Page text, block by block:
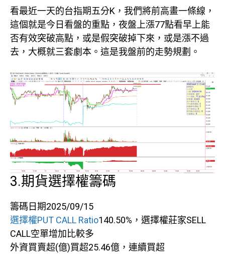
看最近一天的台指期五分K，我們將前高畫一條線，
這個就是今日看盤的重點，夜盤上漲77點看早上能
否有效突破高點，或是假突破掉下來，或是漲不過
去，大概就三套劇本。這是我盤前的走勢規劃。
3.期貨選擇權籌碼
籌碼日期2025/09/15
選擇權PUT CALL Ratio140.50%，選擇權莊家SELL
CALL空單增加比較多
外資買賣超(億)買超25.46億，連續買超